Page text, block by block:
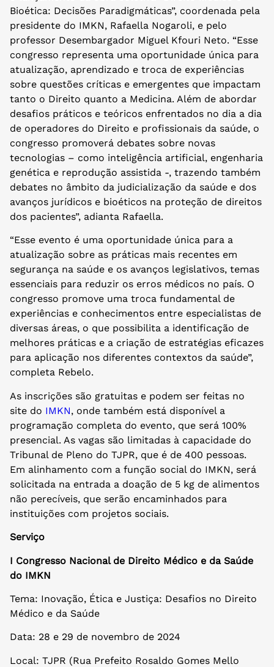
Bioética: Decisões Paradigmáticas”, coordenada pela
presidente do IMKN, Rafaella Nogaroli, e pelo
professor Desembargador Miguel Kfouri Neto. “Esse
congresso representa uma oportunidade única para
atualização, aprendizado e troca de experiências
sobre questões críticas e emergentes que impactam
tanto o Direito quanto a Medicina. Além de abordar
desafios práticos e teóricos enfrentados no dia a dia
de operadores do Direito e profissionais da saúde, o
congresso promoverá debates sobre novas
tecnologias – como inteligência artificial, engenharia
genética e reprodução assistida -, trazendo também
debates no âmbito da judicialização da saúde e dos
avanços jurídicos e bioéticos na proteção de direitos
dos pacientes”, adianta Rafaella.
“Esse evento é uma oportunidade única para a
atualização sobre as práticas mais recentes em
segurança na saúde e os avanços legislativos, temas
essenciais para reduzir os erros médicos no país. O
congresso promove uma troca fundamental de
experiências e conhecimentos entre especialistas de
diversas áreas, o que possibilita a identificação de
melhores práticas e a criação de estratégias eficazes
para aplicação nos diferentes contextos da saúde”,
completa Rebelo.
As inscrições são gratuitas e podem ser feitas no
site do IMKN, onde também está disponível a
programação completa do evento, que será 100%
presencial. As vagas são limitadas à capacidade do
Tribunal de Pleno do TJPR, que é de 400 pessoas.
Em alinhamento com a função social do IMKN, será
solicitada na entrada a doação de 5 kg de alimentos
não perecíveis, que serão encaminhados para
instituições com projetos sociais.
Serviço
I Congresso Nacional de Direito Médico e da Saúde
do IMKN
Tema: Inovação, Ética e Justiça: Desafios no Direito
Médico e da Saúde
Data: 28 e 29 de novembro de 2024
Local: TJPR (Rua Prefeito Rosaldo Gomes Mello